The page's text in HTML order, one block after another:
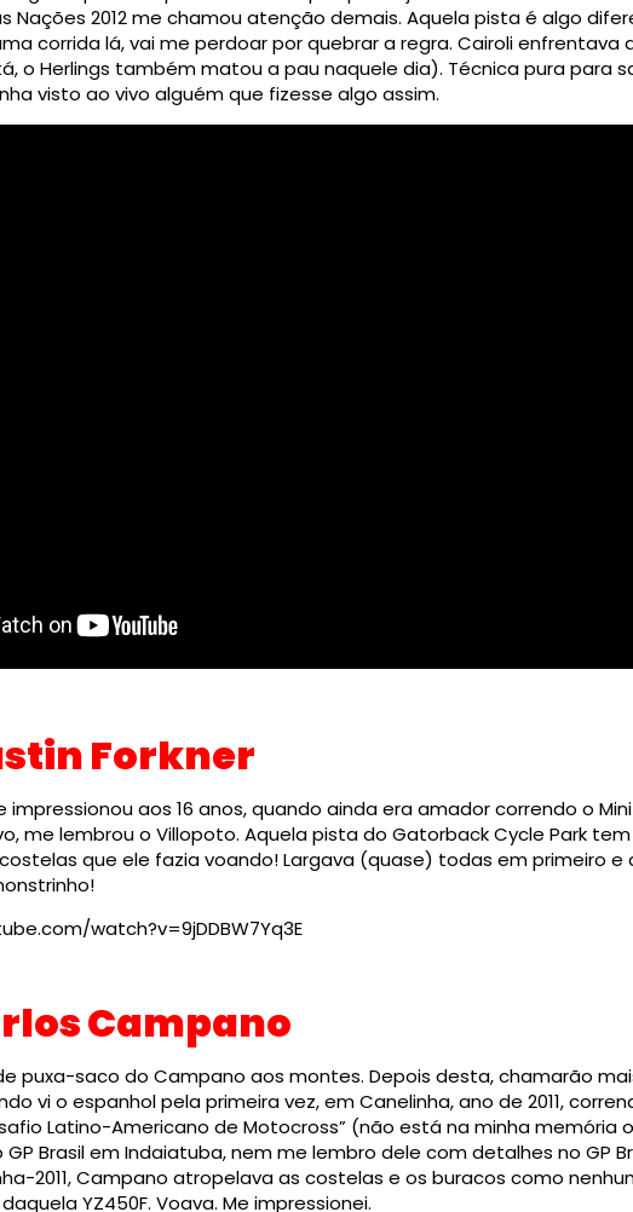
Nações 2012 me chamou atenção demais. Aquela pista é algo
corrida lá, vai me perdoar por quebrar a regra. Cairoli
o Herlings também matou a pau naquele dia). Técnica pura para
visto ao vivo alguém que fizesse algo assim.
Forkner
aos 16 anos, quando ainda era amador correndo o Mini
me lembrou o Villopoto. Aquela pista do Gatorback Cycle Park
que ele fazia voando! Largava (quase) todas em primeiro
watch?v=9jDDBW7Yq3E
Campano
puxa-saco do Campano aos montes. Depois desta, chamarão
vi o espanhol pela primeira vez, em Canelinha, ano de 2011,
Latino-Americano de Motocross” (não está na minha memória
Brasil em Indaiatuba, nem me lembro dele com detalhes no GP
2011, Campano atropelava as costelas e os buracos como
YZ450F. Voava. Me impressionei.